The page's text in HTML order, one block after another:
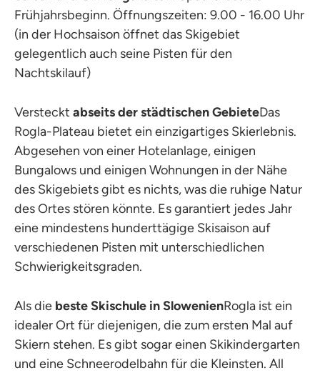
Frühjahrsbeginn. Öffnungszeiten: 9.00 - 16.00 Uhr
(in der Hochsaison öffnet das Skigebiet
gelegentlich auch seine Pisten für den
Nachtskilauf)
Versteckt abseits der städtischen GebieteDas
Rogla-Plateau bietet ein einzigartiges Skierlebnis.
Abgesehen von einer Hotelanlage, einigen
Bungalows und einigen Wohnungen in der Nähe
des Skigebiets gibt es nichts, was die ruhige Natur
des Ortes stören könnte. Es garantiert jedes Jahr
eine mindestens hunderttägige Skisaison auf
verschiedenen Pisten mit unterschiedlichen
Schwierigkeitsgraden.
Als die beste Skischule in SlowenienRogla ist ein
idealer Ort für diejenigen, die zum ersten Mal auf
Skiern stehen. Es gibt sogar einen Skikindergarten
und eine Schneerodelbahn für die Kleinsten. All